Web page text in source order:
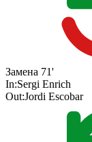
Замена 71'
In:Sergi Enrich
Out:Jordi Escobar